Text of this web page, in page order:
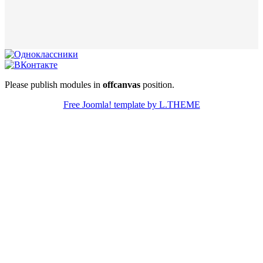
Please publish modules in offcanvas position.
Free Joomla! template by L.THEME